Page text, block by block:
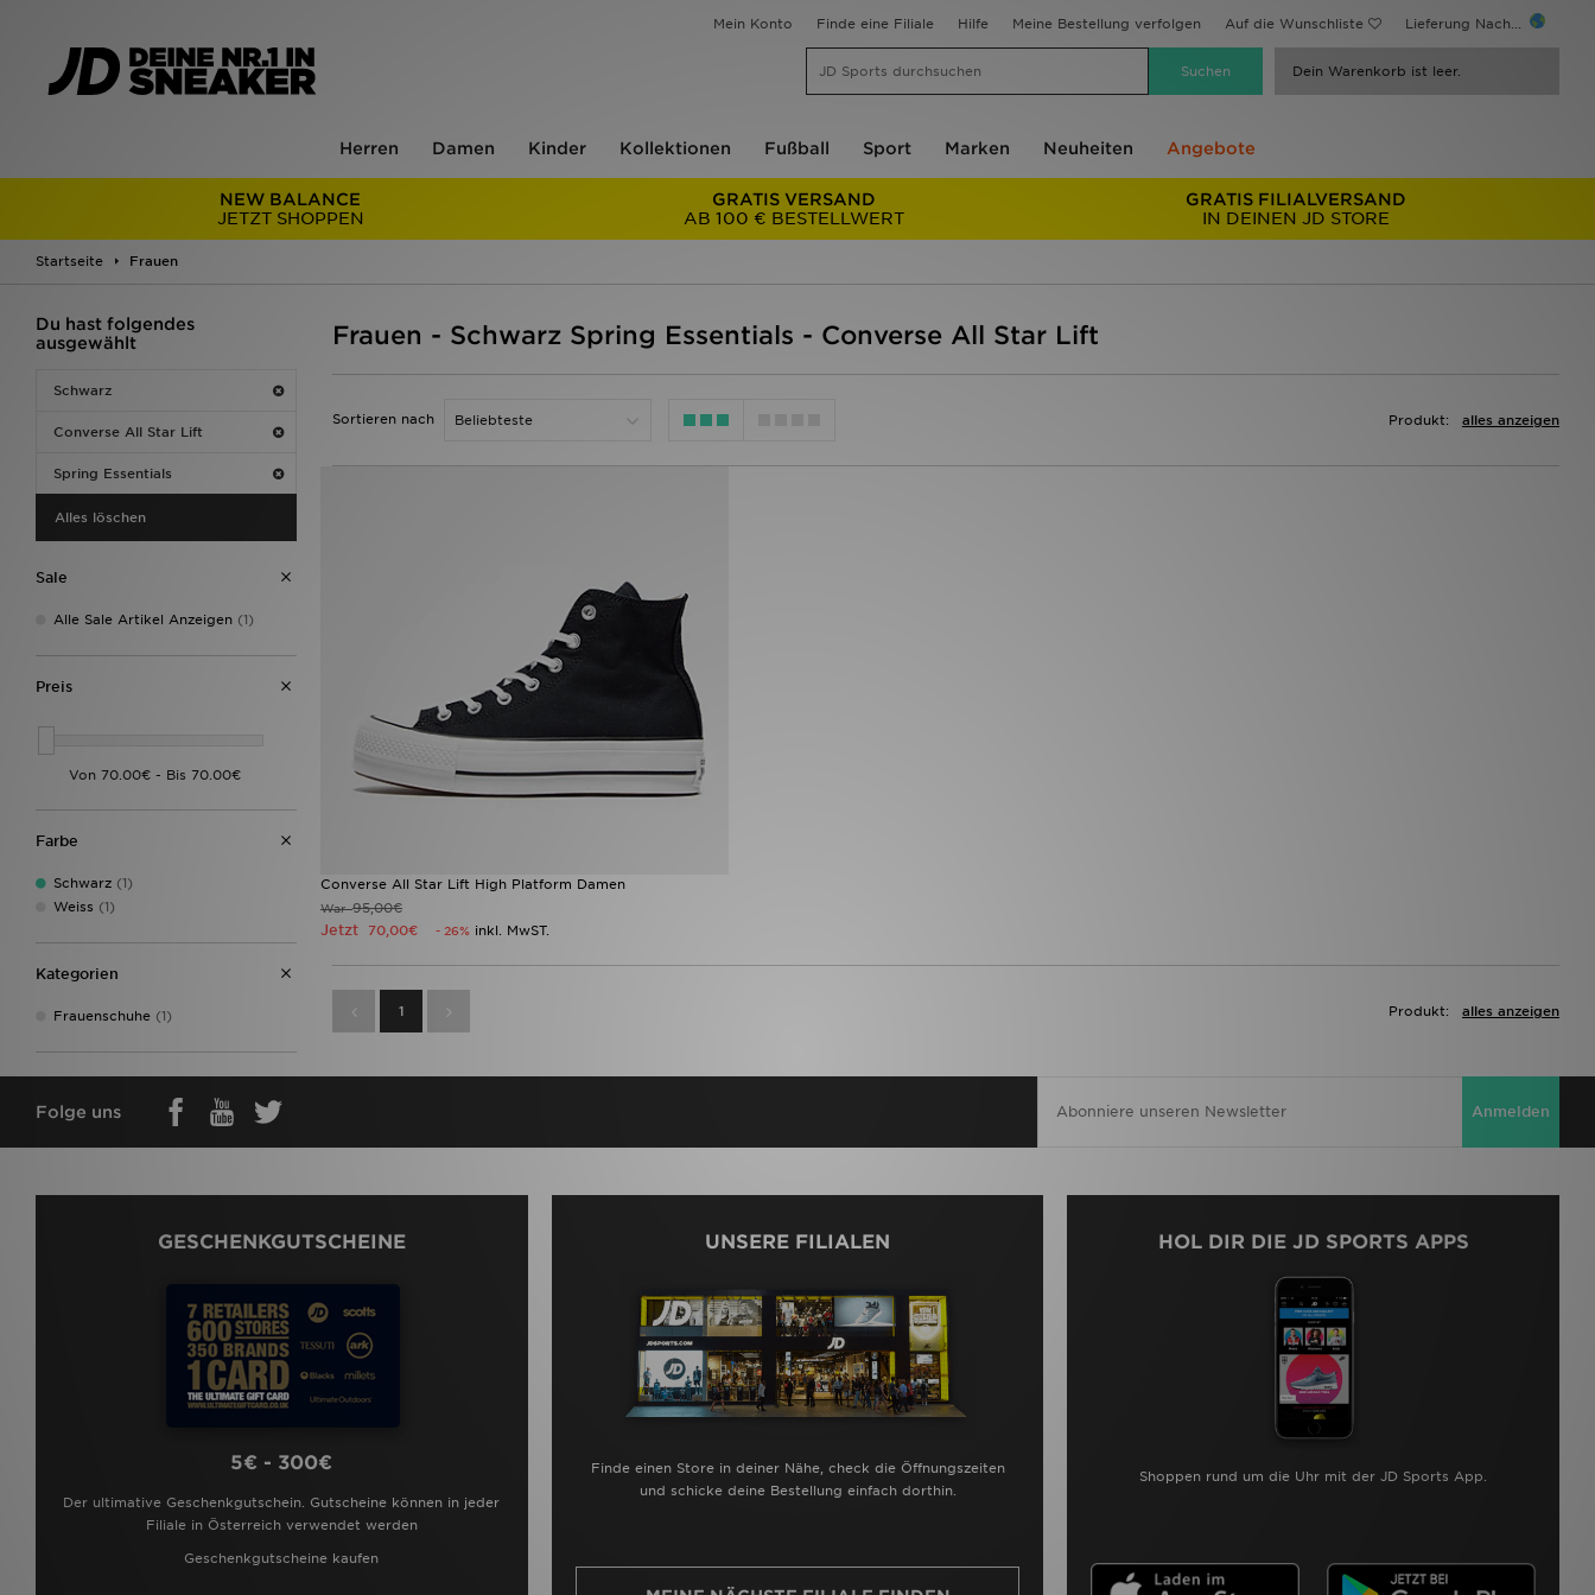
Mein Konto Finde eine Filiale Hilfe Meine Bestellung verfolgen Auf die Wunschliste Lieferung Nach...
Dein Warenkorb ist leer.
Herren Damen Kinder Kollektionen Fußball Sport Marken Neuheiten Angebote
NEW BALANCE
JETZT SHOPPEN
GRATIS VERSAND
AB 100 € BESTELLWERT
GRATIS FILIALVERSAND
IN DEINEN JD STORE
Startseite Frauen
Du hast folgendes
ausgewählt
Schwarz
Converse All Star Lift
Spring Essentials
Alles löschen
Sale
Alle Sale Artikel Anzeigen (1)
Preis
Farbe
Schwarz (1)
Weiss (1)
Kategorien
Frauenschuhe (1)
Frauen - Schwarz Spring Essentials - Converse All Star Lift
Sortieren nach alles anzeigen
Produkt:
Converse All Star Lift High Platform Damen
War95,00€
Jetzt 70,00€ - 26% inkl. MwST.
1 alles anzeigen
Produkt:
Folge uns Anmelden
GESCHENKGUTSCHEINE
5€ - 300€
Der ultimative Geschenkgutschein. Gutscheine können in jeder
Filiale in Österreich verwendet werden
Geschenkgutscheine kaufen
UNSERE FILIALEN
Finde einen Store in deiner Nähe, check die Öffnungszeiten
und schicke deine Bestellung einfach dorthin.
HOL DIR DIE JD SPORTS APPS
Shoppen rund um die Uhr mit der JD Sports App.